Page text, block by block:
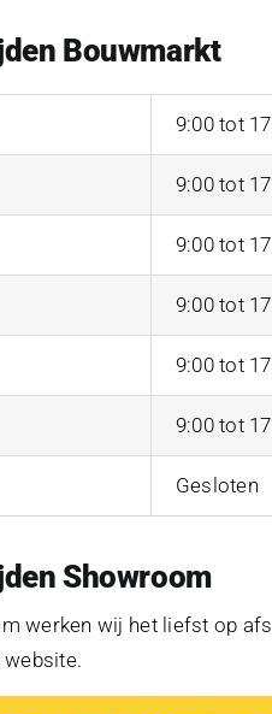
Bouwmarkt
9:00 tot
9:00 tot
9:00 tot
9:00 tot
9:00 tot
9:00 tot
Gesloten
Showroom
werken wij het liefst op
website.